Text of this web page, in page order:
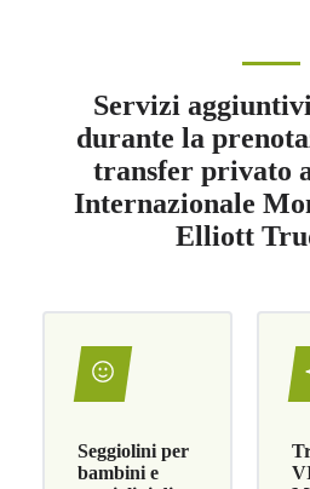
Servizi
durante la
transfer privato
Internazionale
Elliott
Seggiolini per
bambini e